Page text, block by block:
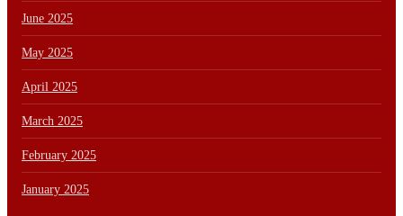
June 2025
May 2025
April 2025
March 2025
February 2025
January 2025